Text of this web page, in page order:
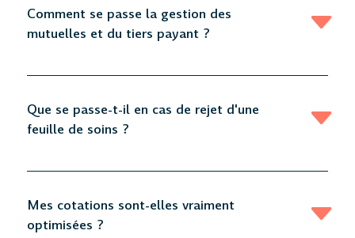
Comment se passe la gestion des
mutuelles et du tiers payant ?
Que se passe-t-il en cas de rejet d'une
feuille de soins ?
Mes cotations sont-elles vraiment
optimisées ?